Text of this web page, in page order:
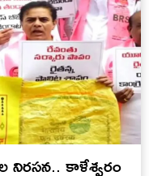
నిరసన.. కాళేశ్వరం